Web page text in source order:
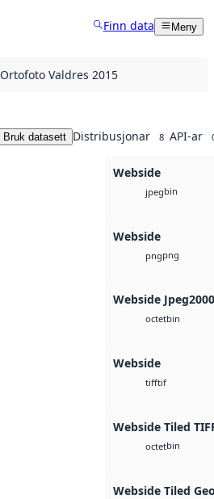
Finn data Meny
Ortofoto Valdres 2015
Bruk datasett Distribusjonar 8 API-ar
Webside
jpegbin
Webside
pngpng
Webside Jpeg2000
octetbin
Webside
tifftif
Webside Tiled
octetbin
Webside Tiled